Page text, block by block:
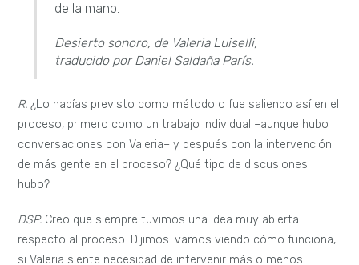
de la mano.
Desierto sonoro, de Valeria Luiselli,
traducido por Daniel Saldaña París.
R. ¿Lo habías previsto como método o fue saliendo así en el
proceso, primero como un trabajo individual –aunque hubo
conversaciones con Valeria– y después con la intervención
de más gente en el proceso? ¿Qué tipo de discusiones
hubo?
DSP. Creo que siempre tuvimos una idea muy abierta
respecto al proceso. Dijimos: vamos viendo cómo funciona,
si Valeria siente necesidad de intervenir más o menos